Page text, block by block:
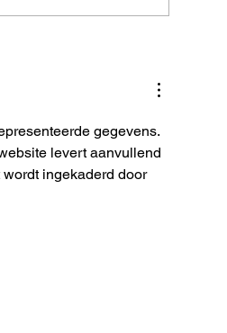
helemaal van nu
gegevens.
levert aanvullend
ingekaderd door